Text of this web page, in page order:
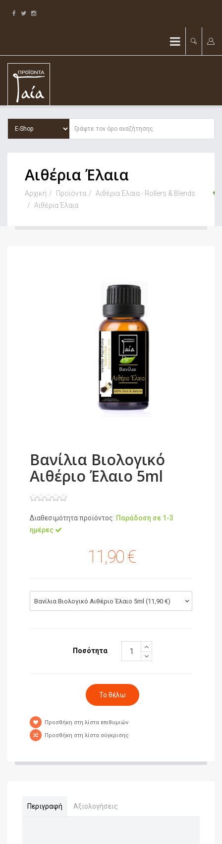
Αιθέρια Έλαια
Αρχική Προϊόντα
Αιθέρια Έλαια - Rollers & Blends
Αιθέρια Έλαια
Βανίλια Βιολογικό
Αιθέριο Έλαιο 5ml
Διαθεσιμότητα προϊόντος: Παράδοση σε 1-3
ημέρες
11,90 €
Βανίλια Βιολογικό Αιθέριο Έλαιο 5ml (11,90 €)
Ποσότητα
Προσθήκη στη λίστα επιθυμιών
Προσθήκη στη λίστα σύγκρισης
Περιγραφή Αξιολογήσεις